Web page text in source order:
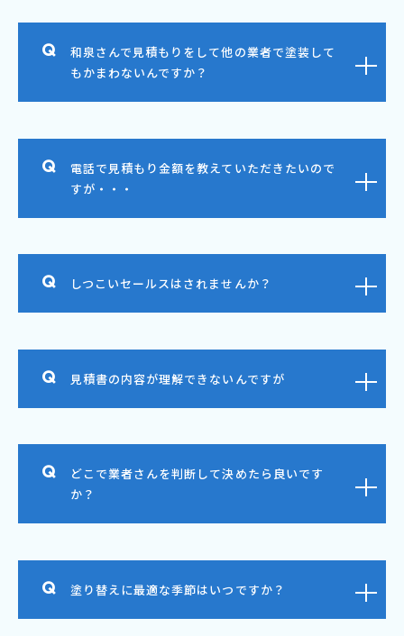
和泉さんで見積もりをして他の業者で塗装して
もかまわないんですか？
電話で見積もり金額を教えていただきたいので
すが・・・
しつこいセールスはされませんか？
見積書の内容が理解できないんですが
どこで業者さんを判断して決めたら良いです
か？
塗り替えに最適な季節はいつですか？